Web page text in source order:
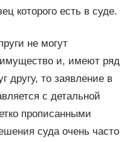
которого есть в суде.
не могут
имущество и, имеют ряд
другу, то заявление в
с детальной
прописанными
суда очень часто